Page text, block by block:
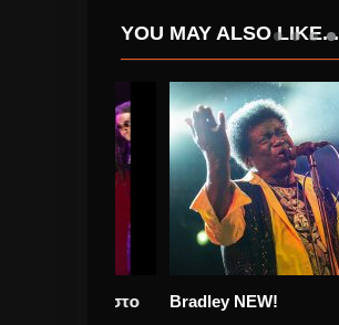
YOU MAY ALSO LIKE...
Bradley NEW!